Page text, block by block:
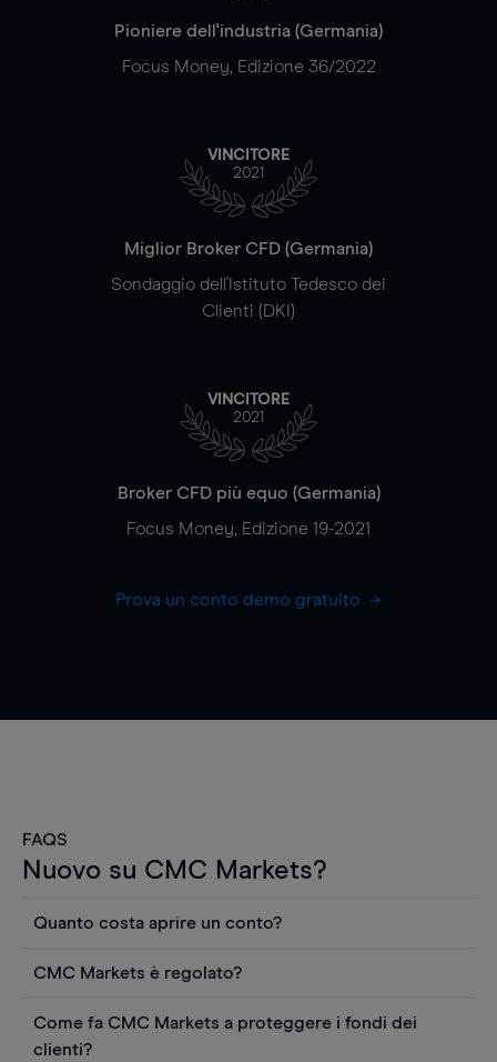
Pioniere dell'industria (Germania)
Focus Money, Edizione 36/2022
VINCITORE
2021
Miglior Broker CFD (Germania)
Sondaggio dell'Istituto Tedesco dei
Clienti (DKI)
VINCITORE
2021
Broker CFD più equo (Germania)
Focus Money, Edizione 19-2021
Prova un conto demo gratuito
FAQS
Nuovo su CMC Markets?
Quanto costa aprire un conto?
Puoi anche visualizzare gratuitamente i prezzi e
utilizzare strumenti come grafici, notizie Reuters
o rapporti quantitativi sui titoli azionari di
CMC Markets è regolato?
regolamentato dall'Autorità federale tedesca di
Come fa CMC Markets a proteggere i fondi dei
clienti?